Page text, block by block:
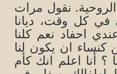
الروحية. نقول مرات
في كل وقت، ديانا
احفاد نعم كلنا
كنساء ان يكون لنا
أنا اعلم انك كأم